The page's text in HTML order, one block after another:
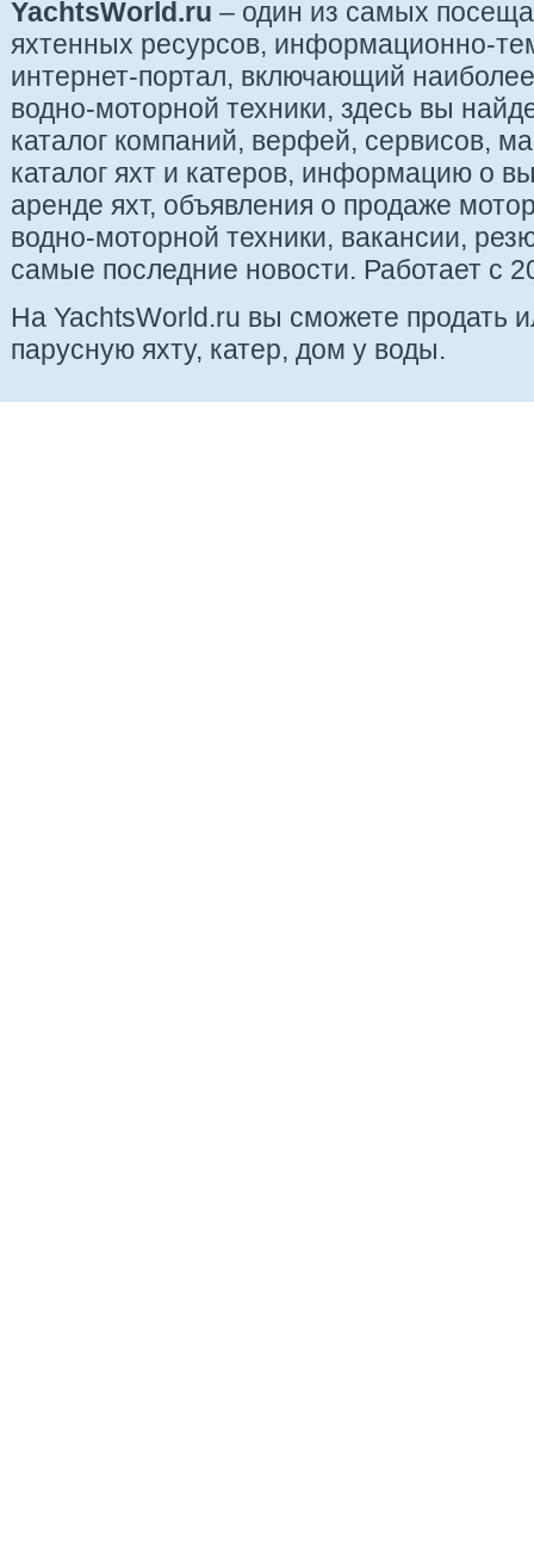
YachtsWorld.ru – один из самых
яхтенных ресурсов, информационно-
интернет-портал, включающий
водно-моторной техники, здесь вы
каталог компаний, верфей, сервисов,
каталог яхт и катеров, информацию о
аренде яхт, объявления о продаже
водно-моторной техники, вакансии,
самые последние новости. Работает с
На YachtsWorld.ru вы сможете продать
парусную яхту, катер, дом у воды.